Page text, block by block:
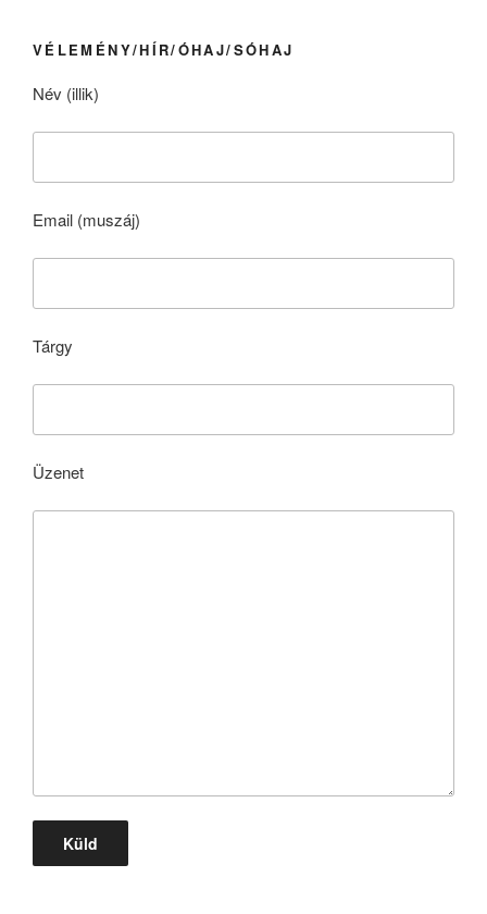
VÉLEMÉNY/HÍR/ÓHAJ/SÓHAJ
Név (illik)
Email (muszáj)
Tárgy
Üzenet